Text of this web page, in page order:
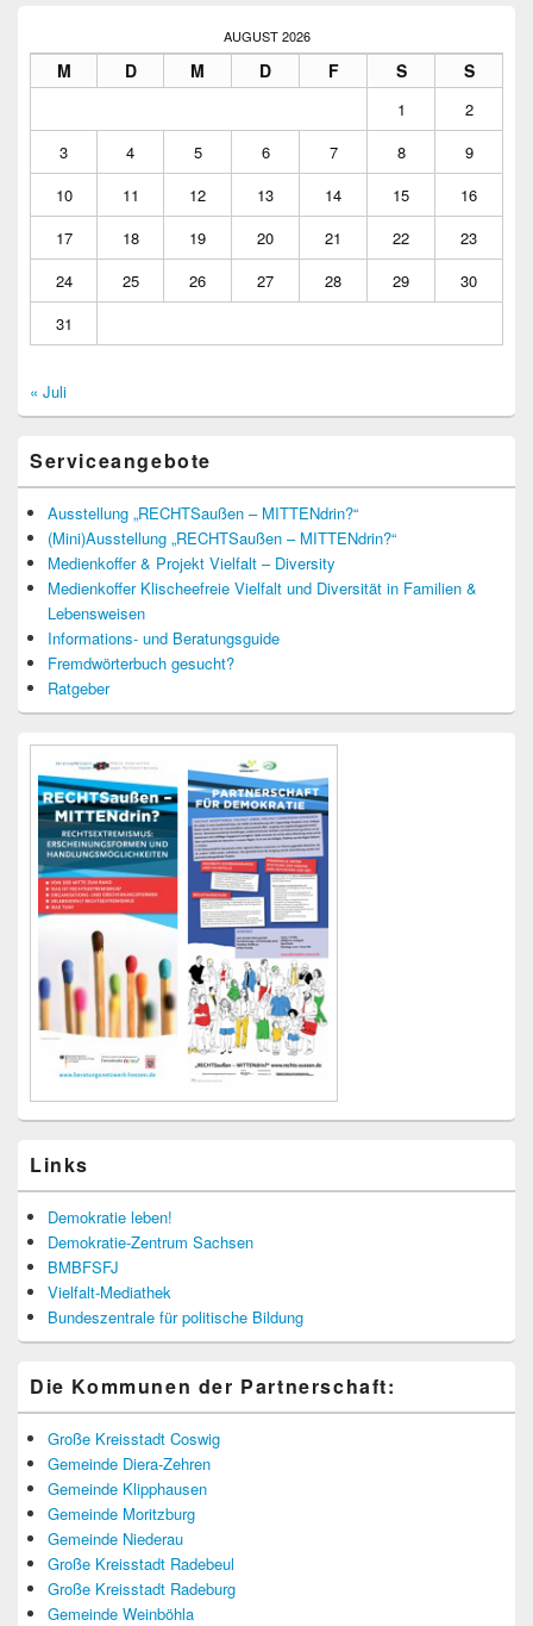
AUGUST 2026
M D M D F S S
1
2
3
4 5 6 7 8
9
10
11 12 13 14 15
16
17
18 19 20 21 22
23
24
25 26 27 28 29
30
31
« Juli
Serviceangebote
Ausstellung „RECHTSaußen – MITTENdrin?“
(Mini)Ausstellung „RECHTSaußen – MITTENdrin?“
Medienkoffer & Projekt Vielfalt – Diversity
Medienkoffer Klischeefreie Vielfalt und Diversität in Familien &
Lebensweisen
Informations- und Beratungsguide
Fremdwörterbuch gesucht?
Ratgeber
Links
Demokratie leben!
Demokratie-Zentrum Sachsen
BMBFSFJ
Vielfalt-Mediathek
Bundeszentrale für politische Bildung
Die Kommunen der Partnerschaft:
Große Kreisstadt Coswig
Gemeinde Diera-Zehren
Gemeinde Klipphausen
Gemeinde Moritzburg
Gemeinde Niederau
Große Kreisstadt Radebeul
Große Kreisstadt Radeburg
Gemeinde Weinböhla